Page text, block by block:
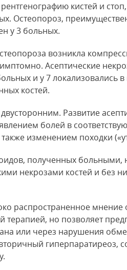
кистей и
Остеопороз,
у 3 больных.
возникла
Асептические
и у 7 локализовались в
костей.
Развитие
болей в
изменением походки
полученных больными,
некрозами костей и без
распространенное мнение
терапией, но позволяет
или через нарушения
гиперпаратиреоз,